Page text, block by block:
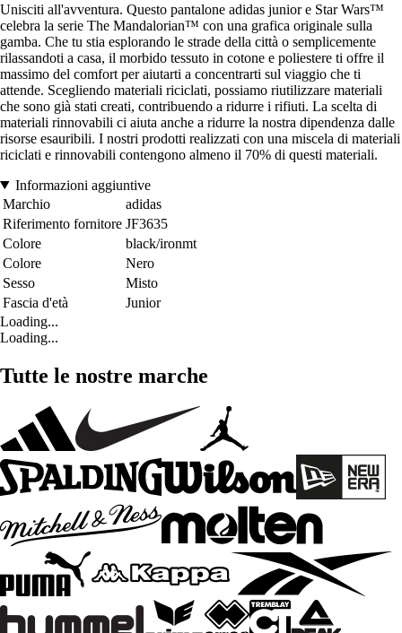
Unisciti all'avventura. Questo pantalone adidas junior e Star Wars™
celebra la serie The Mandalorian™ con una grafica originale sulla
gamba. Che tu stia esplorando le strade della città o semplicemente
rilassandoti a casa, il morbido tessuto in cotone e poliestere ti offre il
massimo del comfort per aiutarti a concentrarti sul viaggio che ti
attende. Scegliendo materiali riciclati, possiamo riutilizzare materiali
che sono già stati creati, contribuendo a ridurre i rifiuti. La scelta di
materiali rinnovabili ci aiuta anche a ridurre la nostra dipendenza dalle
risorse esauribili. I nostri prodotti realizzati con una miscela di materiali
riciclati e rinnovabili contengono almeno il 70% di questi materiali.
Informazioni aggiuntive
Marchio
adidas
Riferimento fornitore JF3635
Colore
black/ironmt
Colore
Nero
Sesso
Misto
Fascia d'età
Junior
Loading...
Loading...
Tutte le nostre marche